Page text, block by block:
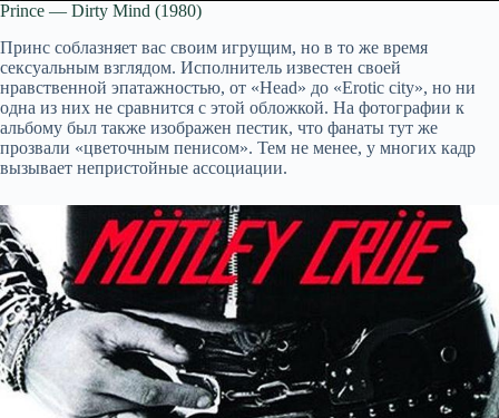
Prince — Dirty Mind (1980)
Принс соблазняет вас своим игрущим, но в то же время
сексуальным взглядом. Исполнитель известен своей
нравственной эпатажностью, от «Head» до «Erotic city», но ни
одна из них не сравнится с этой обложкой. На фотографии к
альбому был также изображен пестик, что фанаты тут же
прозвали «цветочным пенисом». Тем не менее, у многих кадр
вызывает непристойные ассоциации.